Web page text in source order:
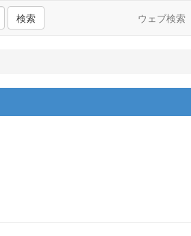
検索 ウェブ検索